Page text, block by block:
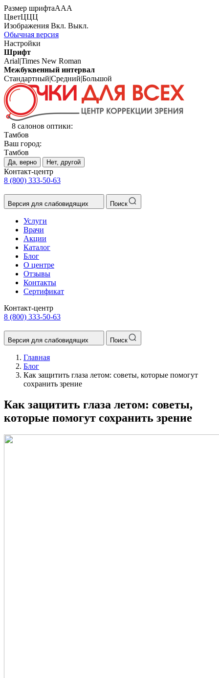
Размер шрифтаААА
ЦветЦЦЦ
Изображения Вкл. Выкл.
Обычная версия
Настройки
Шрифт
Arial|Times New Roman
Межбуквенный интервал
Стандартный|Средний|Большой
8 салонов оптики:
Тамбов
Ваш город:
Тамбов
Да, верно Нет, другой
Контакт-центр
8 (800) 333-50-63
Версия для слабовидящих Поиск
Услуги
Врачи
Акции
Каталог
Блог
О центре
Отзывы
Контакты
Сертификат
Контакт-центр
8 (800) 333-50-63
Версия для слабовидящих Поиск
Главная
Блог
Как защитить глаза летом: советы, которые помогут
сохранить зрение
Как защитить глаза летом: советы,
которые помогут сохранить зрение